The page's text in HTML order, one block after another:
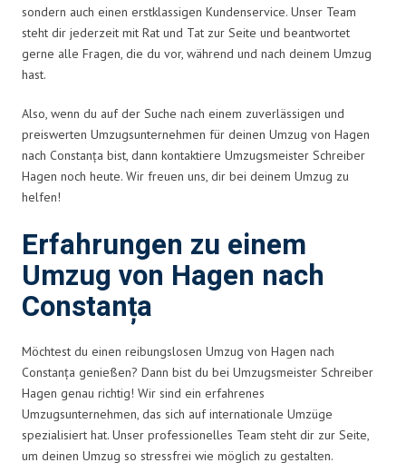
sondern auch einen erstklassigen Kundenservice. Unser Team
steht dir jederzeit mit Rat und Tat zur Seite und beantwortet
gerne alle Fragen, die du vor, während und nach deinem Umzug
hast.
Also, wenn du auf der Suche nach einem zuverlässigen und
preiswerten Umzugsunternehmen für deinen Umzug von Hagen
nach Constanța bist, dann kontaktiere Umzugsmeister Schreiber
Hagen noch heute. Wir freuen uns, dir bei deinem Umzug zu
helfen!
Erfahrungen zu einem
Umzug von Hagen nach
Constanța
Möchtest du einen reibungslosen Umzug von Hagen nach
Constanța genießen? Dann bist du bei Umzugsmeister Schreiber
Hagen genau richtig! Wir sind ein erfahrenes
Umzugsunternehmen, das sich auf internationale Umzüge
spezialisiert hat. Unser professionelles Team steht dir zur Seite,
um deinen Umzug so stressfrei wie möglich zu gestalten.